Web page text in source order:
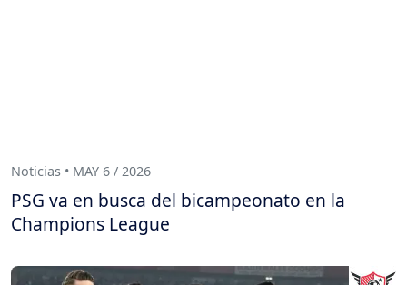
Noticias • MAY 6 / 2026
PSG va en busca del bicampeonato en la
Champions League